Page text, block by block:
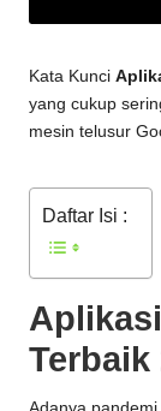
Kata Kunci
yang cukup
mesin telusur
Daftar Isi :
Terbaik